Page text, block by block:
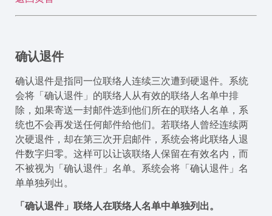
确认退件
确认退件是指同一位联络人连续三次遭到硬退件。系统
会将「确认退件」的联络人从有效的联络人名单中排
除，如果寄送一封邮件选到他们所在的联络人名单，系
统也不会再发送任何邮件给他们。若联络人曾经连续两
次硬退件，却在第三次开启邮件，系统会将此联络人退
件数字归零。这样可以让该联络人保留在有效名内，而
不被视为「确认退件」名单。系统会将「确认退件」名
单单独列出。
「确认退件」联络人在联络人名单中单独列出。